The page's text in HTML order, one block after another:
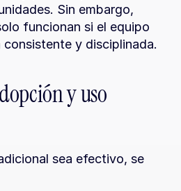
Sin embargo,
funcionan si el equipo
consistente y disciplinada.
y uso
sea efectivo, se